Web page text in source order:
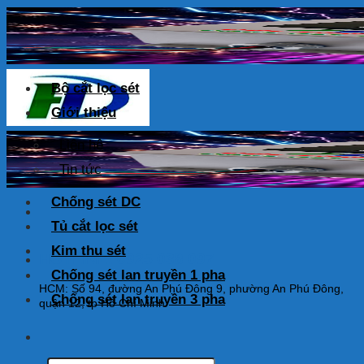
Skip
to
content
HOTLINE: 0925 038 097
HCM: Số 94, đường An Phú Đông 9, phường An Phú Đông,
quận 12, tp Hồ Chí Minh
Bộ cắt lọc sét
Giới thiệu
Liên hệ
Tin tức
Chống sét DC
Tủ cắt lọc sét
Kim thu sét
Chống sét lan truyền 1 pha
Chống sét lan truyền 3 pha